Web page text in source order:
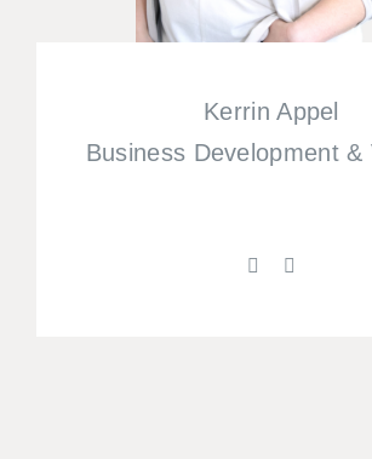
Kerrin Appel
Business Development &